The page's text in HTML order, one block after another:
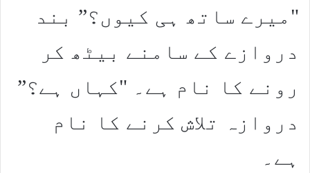
"میرے ساتھ ہی کیوں؟” بند
دروازے کے سامنے بیٹھ کر
رونے کا نام ہے۔ "کہاں ہے؟”
دروازہ تلاش کرنے کا نام
ہے۔